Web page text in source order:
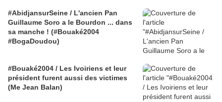
#AbidjansurSeine / L'ancien Pan
Guillaume Soro a le Bourdon ... dans
sa manche ! (#Bouaké2004
#BogaDoudou)
#Bouaké2004 / Les Ivoiriens et leur
président furent aussi des victimes
(Me Jean Balan)